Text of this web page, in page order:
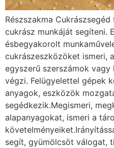
Részszakma
cukrász munkáját segíteni.
ésbegyakorolt
cukrászeszközöket ismeri,
egyszerű szerszámok vagy
végzi. Felügyelettel gépek
anyagok, eszközök
segédkezik.Megismeri,
alapanyagokat, ismeri a
segít, gyümölcsöt válogat,